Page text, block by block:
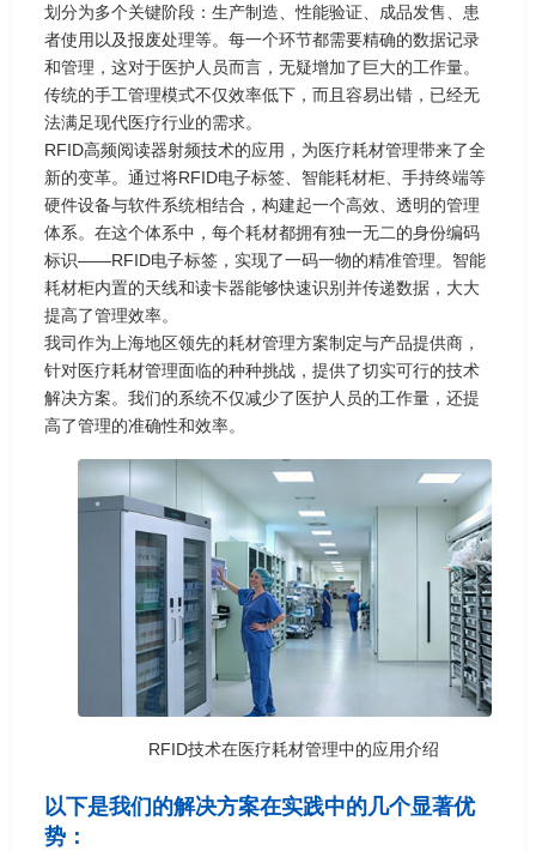
划分为多个关键阶段：生产制造、性能验证、成品发售、患
者使用以及报废处理等。每一个环节都需要精确的数据记录
和管理，这对于医护人员而言，无疑增加了巨大的工作量。
传统的手工管理模式不仅效率低下，而且容易出错，已经无
法满足现代医疗行业的需求。
RFID高频阅读器射频技术的应用，为医疗耗材管理带来了全
新的变革。通过将RFID电子标签、智能耗材柜、手持终端等
硬件设备与软件系统相结合，构建起一个高效、透明的管理
体系。在这个体系中，每个耗材都拥有独一无二的身份编码
标识——RFID电子标签，实现了一码一物的精准管理。智能
耗材柜内置的天线和读卡器能够快速识别并传递数据，大大
提高了管理效率。
我司作为上海地区领先的耗材管理方案制定与产品提供商，
针对医疗耗材管理面临的种种挑战，提供了切实可行的技术
解决方案。我们的系统不仅减少了医护人员的工作量，还提
高了管理的准确性和效率。
RFID技术在医疗耗材管理中的应用介绍
以下是我们的解决方案在实践中的几个显著优
势：